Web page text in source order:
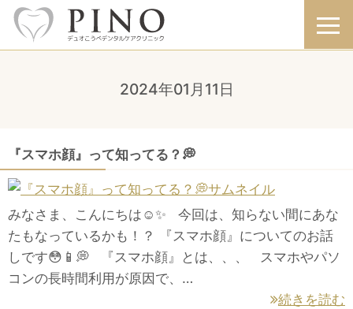
2024年01月11日
『スマホ顔』って知ってる？💭
みなさま、こんにちは☺️✨ 今回は、知らない間にあな
たもなっているかも！？ 『スマホ顔』についてのお話
しです😳📱💭 『スマホ顔』とは、、、 スマホやパソ
コンの長時間利用が原因で、…
続きを読む